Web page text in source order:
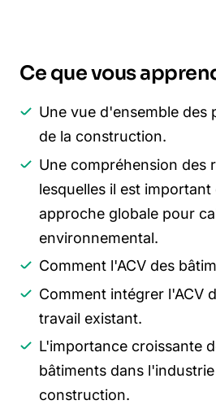
Ce que vous
Une vue d'ensemble des
de la construction.
Une compréhension des
lesquelles il est
approche globale pour
environnemental.
Comment l'ACV des
Comment intégrer l'ACV
travail existant.
L'importance croissante
bâtiments dans
construction.